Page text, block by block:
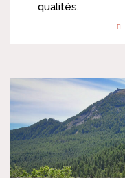
qualités.